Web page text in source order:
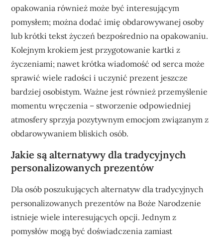
opakowania również może być interesującym
pomysłem; można dodać imię obdarowywanej osoby
lub krótki tekst życzeń bezpośrednio na opakowaniu.
Kolejnym krokiem jest przygotowanie kartki z
życzeniami; nawet krótka wiadomość od serca może
sprawić wiele radości i uczynić prezent jeszcze
bardziej osobistym. Ważne jest również przemyślenie
momentu wręczenia – stworzenie odpowiedniej
atmosfery sprzyja pozytywnym emocjom związanym z
obdarowywaniem bliskich osób.
Jakie są alternatywy dla tradycyjnych
personalizowanych prezentów
Dla osób poszukujących alternatyw dla tradycyjnych
personalizowanych prezentów na Boże Narodzenie
istnieje wiele interesujących opcji. Jednym z
pomysłów mogą być doświadczenia zamiast